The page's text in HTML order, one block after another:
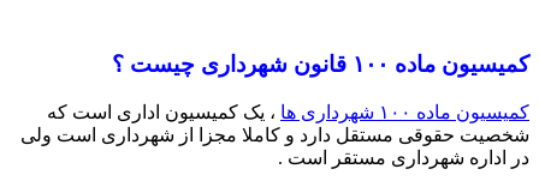
کمیسیون ماده ۱۰۰ قانون شهرداری چیست ؟
کمیسیون ماده ۱۰۰ شهرداری ها
، یک کمیسیون اداری است که
شخصیت حقوقی مستقل دارد و کاملا مجزا از شهرداری است ولی
در اداره شهرداری مستقر است .